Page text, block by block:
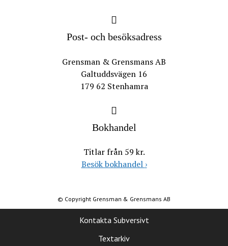
Post- och besöksadress
Grensman & Grensmans AB
Galtuddsvägen 16
179 62 Stenhamra
Bokhandel
Titlar från 59 kr.
Besök bokhandel ›
© Copyright Grensman & Grensmans AB
Kontakta Subversivt
Textarkiv